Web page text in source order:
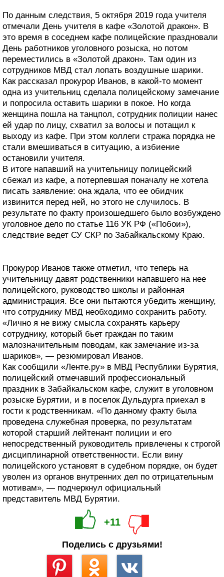
По данным следствия, 5 октября 2019 года учителя
отмечали День учителя в кафе «Золотой дракон». В
это время в соседнем кафе полицейские праздновали
День работников уголовного розыска, но потом
переместились в «Золотой дракон». Там один из
сотрудников МВД стал лопать воздушные шарики.
Как рассказал прокурор Иванов, в какой-то момент
одна из учительниц сделала полицейскому замечание
и попросила оставить шарики в покое. Но когда
женщина пошла на танцпол, сотрудник полиции нанес
ей удар по лицу, схватил за волосы и потащил к
выходу из кафе. При этом коллеги стража порядка не
стали вмешиваться в ситуацию, а избиение
остановили учителя.
В итоге напавший на учительницу полицейский
сбежал из кафе, а потерпевшая поначалу не хотела
писать заявление: она ждала, что ее обидчик
извинится перед ней, но этого не случилось. В
результате по факту произошедшего было возбуждено
уголовное дело по статье 116 УК РФ («Побои»),
следствие ведет СУ СКР по Забайкальскому Краю.
Прокурор Иванов также отметил, что теперь на
учительницу давят родственники напавшего на нее
полицейского, руководство школы и районная
администрация. Все они пытаются убедить женщину,
что сотруднику МВД необходимо сохранить работу.
«Лично я не вижу смысла сохранять карьеру
сотруднику, который бьет граждан по таким
малозначительным поводам, как замечание из-за
шариков», — резюмировал Иванов.
Как сообщили «Ленте.ру» в МВД Республики Бурятия,
полицейский отмечавший профессиональный
праздник в Забайкальском кафе, служит в уголовном
розыске Бурятии, и в поселок Дульдурга приехал в
гости к родственникам. «По данному факту была
проведена служебная проверка, по результатам
которой старший лейтенант полиции и его
непосредственный руководитель привлечены к строгой
дисциплинарной ответственности. Если вину
полицейского установят в судебном порядке, он будет
уволен из органов внутренних дел по отрицательным
мотивам», — подчеркнул официальный
представитель МВД Бурятии.
+11
Поделись с друзьями!